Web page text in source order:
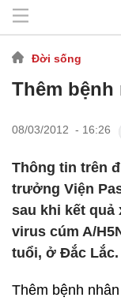
Đời sống
Thêm bệnh
08/03/2012 - 16:26
Thông tin trên
trưởng Viện
sau khi kết quả
virus cúm A/
tuổi, ở Đắc Lắc.
Thêm bệnh